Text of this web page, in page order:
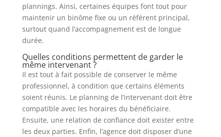
plannings. Ainsi, certaines équipes font tout pour
maintenir un binôme fixe ou un référent principal,
surtout quand l’accompagnement est de longue
durée.
Quelles conditions permettent de garder le
même intervenant ?
Il est tout à fait possible de conserver le même
professionnel, à condition que certains éléments
soient réunis. Le planning de l’intervenant doit être
compatible avec les horaires du bénéficiaire.
Ensuite, une relation de confiance doit exister entre
les deux parties. Enfin, l’agence doit disposer d’une